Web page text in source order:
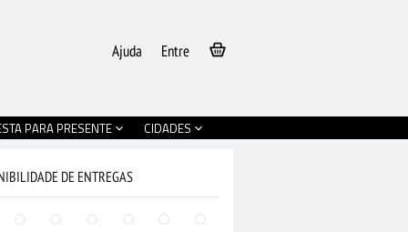
Entre
Ajuda
PARA PRESENTE CIDADES
DE ENTREGAS